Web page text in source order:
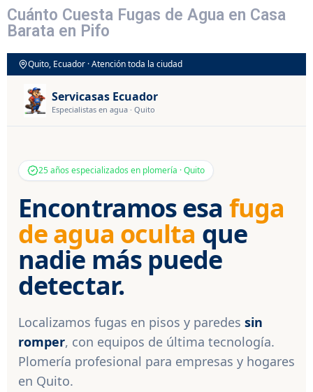
Cuánto Cuesta Fugas de Agua en Casa
Barata en Pifo